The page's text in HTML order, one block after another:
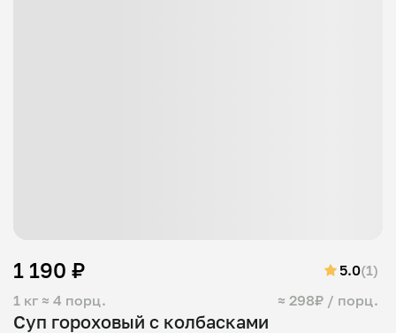
Суп гороховый с колбасками
1 кг ≈ 4 порц. ≈ 298₽ / порц.
1 190 ₽ 5.0(1)